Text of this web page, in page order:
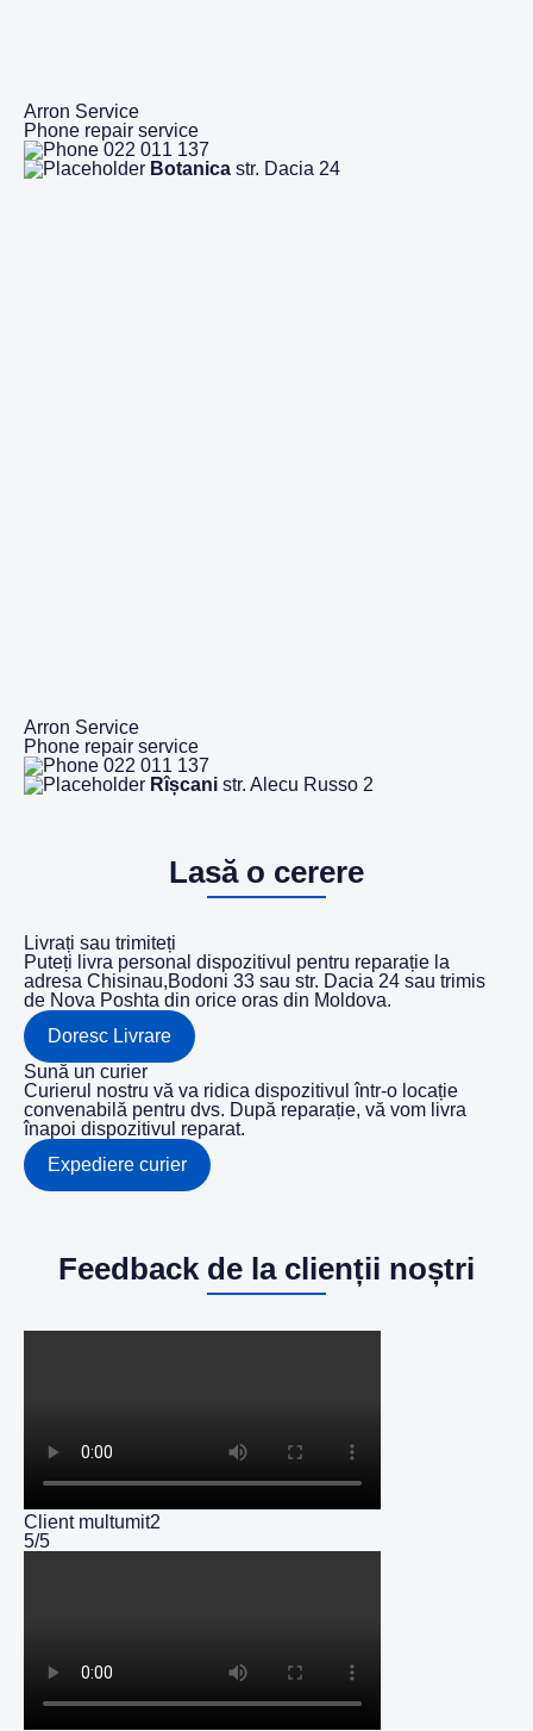
Arron Service
Phone repair service
022 011 137
Botanica str. Dacia 24
Arron Service
Phone repair service
022 011 137
Rîșcani str. Alecu Russo 2
Lasă o cerere
Livrați sau trimiteți
Puteți livra personal dispozitivul pentru reparație la
adresa Chisinau,Bodoni 33 sau str. Dacia 24 sau trimis
de Nova Poshta din orice oras din Moldova.
Doresc Livrare
Sună un curier
Curierul nostru vă va ridica dispozitivul într-o locație
convenabilă pentru dvs. După reparație, vă vom livra
înapoi dispozitivul reparat.
Expediere curier
Feedback de la clienții noștri
Client multumit2
5/5